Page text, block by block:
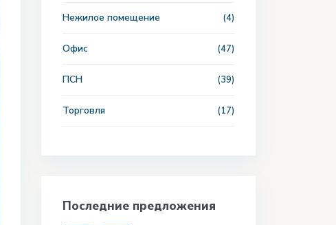
Нежилое помещение (4)
Офис (47)
ПСН (39)
Торговля (17)
Последние предложения